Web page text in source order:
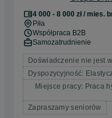
4 000 - 8 000 zł / mies.
Piła
Współpraca B2B
Samozatrudnienie
Doświadczenie nie jest
Dyspozycyjność:
Miejsce pracy: Praca
Zapraszamy seniorów